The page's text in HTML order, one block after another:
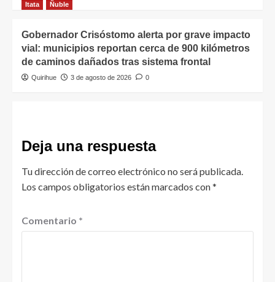
Itata
Ñuble
Gobernador Crisóstomo alerta por grave impacto
vial: municipios reportan cerca de 900 kilómetros
de caminos dañados tras sistema frontal
Quirihue 3 de agosto de 2026 0
Deja una respuesta
Tu dirección de correo electrónico no será publicada.
Los campos obligatorios están marcados con*
Comentario *